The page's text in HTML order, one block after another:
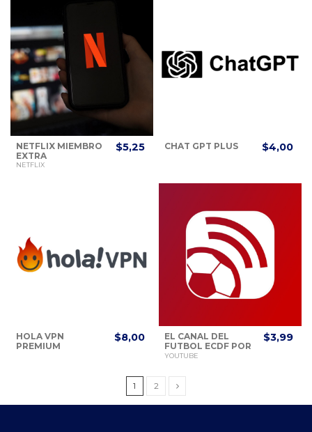
NETFLIX MIEMBRO
EXTRA
NETFLIX
$5,25 CHAT GPT PLUS $4,00
HOLA VPN
PREMIUM
$8,00
EL CANAL DEL
FUTBOL ECDF POR
YOUTUBE
YOUTUBE
$3,99
1 2